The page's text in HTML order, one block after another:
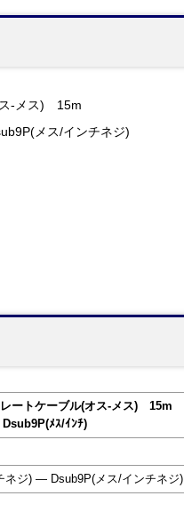
ス-メス) 15m
メス/インチネジ)
レートケーブル(オス-メス) 15m
ﾒｽ/ｲﾝﾁ)
ネジ) ― Dsub9P(メス/インチネジ)